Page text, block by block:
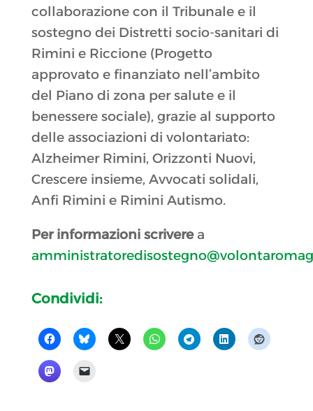
collaborazione con il Tribunale e il
sostegno dei Distretti socio-sanitari di
Rimini e Riccione (Progetto
approvato e finanziato nell’ambito
del Piano di zona per salute e il
benessere sociale), grazie al supporto
delle associazioni di volontariato:
Alzheimer Rimini, Orizzonti Nuovi,
Crescere insieme, Avvocati solidali,
Anfi Rimini e Rimini Autismo.
Per informazioni scriverea
Condividi: